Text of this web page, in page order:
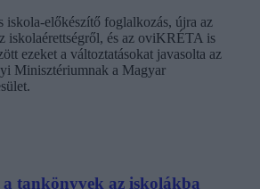
iskola-előkészítő foglalkozás, újra az
iskolaérettségről, és az oviKRÉTA is
ezeket a változtatásokat javasolta az
Minisztériumnak a Magyar
tankönyvek az iskolákba